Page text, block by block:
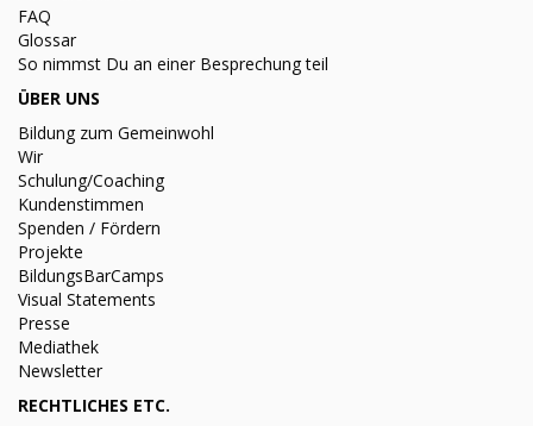
FAQ
Glossar
So nimmst Du an einer Besprechung teil
ÜBER UNS
Bildung zum Gemeinwohl
Wir
Schulung/Coaching
Kundenstimmen
Spenden / Fördern
Projekte
BildungsBarCamps
Visual Statements
Presse
Mediathek
Newsletter
RECHTLICHES ETC.